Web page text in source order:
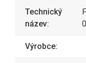
Technický
název:
Výrobce: